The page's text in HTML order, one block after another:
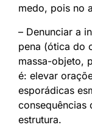
medo, pois no
– Denunciar a
pena (ótica do
massa-objeto,
é: elevar
esporádicas
consequências
estrutura.